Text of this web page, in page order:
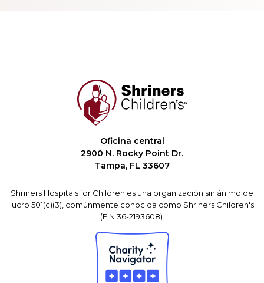
Oficina central
2900 N. Rocky Point Dr.
Tampa, FL 33607
Shriners Hospitals for Children es una organización sin ánimo de
lucro 501(c)(3), comúnmente conocida como Shriners Children's
(EIN 36-2193608).